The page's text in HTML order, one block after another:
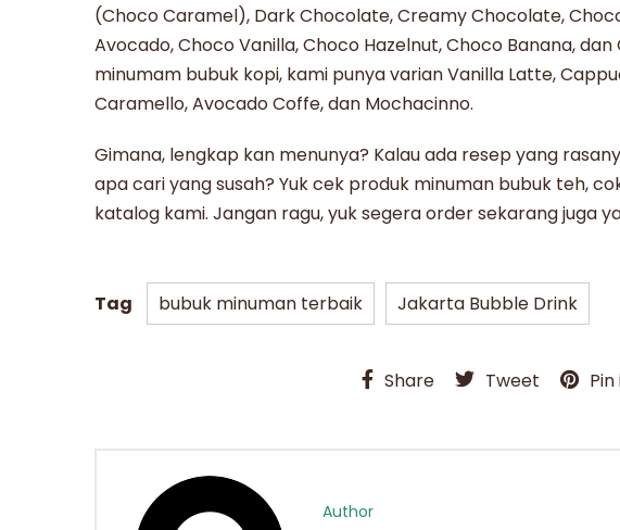
(Choco Caramel), Dark Chocolate, Creamy Chocolate,
Avocado, Choco Vanilla, Choco Hazelnut, Choco Banana, dan
minumam bubuk kopi, kami punya varian Vanilla Latte,
Caramello, Avocado Coffe, dan Mochacinno.
Gimana, lengkap kan menunya? Kalau ada resep yang
apa cari yang susah? Yuk cek produk minuman bubuk teh,
katalog kami. Jangan ragu, yuk segera order sekarang juga
Tag bubuk minuman terbaik Jakarta Bubble Drink
Share Tweet Pin
Author